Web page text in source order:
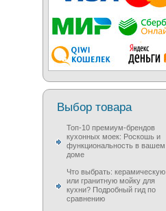
Выбор товара
Топ-10 премиум-брендов
кухонных моек: Роскошь и
функциональность в вашем
доме
Что выбрать: керамическую
или гранитную мойку для
кухни? Подробный гид по
сравнению